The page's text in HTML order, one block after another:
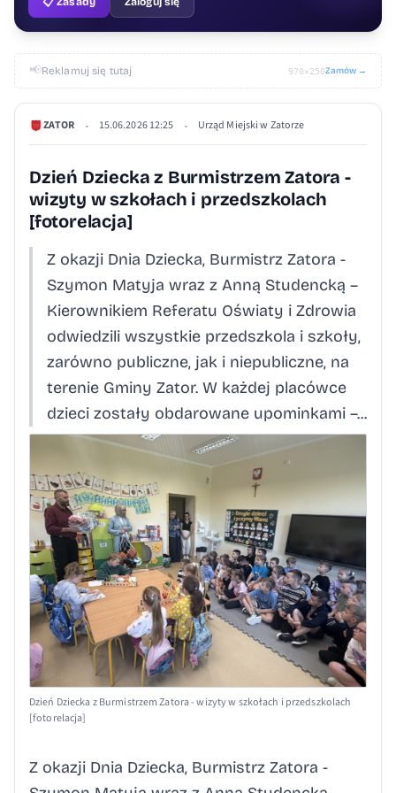
📢Reklamuj się tutaj 970×250Zamów →
ZATOR • 15.06.2026 12:25 • Urząd Miejski w Zatorze
Dzień Dziecka z Burmistrzem Zatora -
wizyty w szkołach i przedszkolach
[fotorelacja]
Z okazji Dnia Dziecka, Burmistrz Zatora -
Szymon Matyja wraz z Anną Studencką –
Kierownikiem Referatu Oświaty i Zdrowia
odwiedzili wszystkie przedszkola i szkoły,
zarówno publiczne, jak i niepubliczne, na
terenie Gminy Zator. W każdej placówce
dzieci zostały obdarowane upominkami –...
Dzień Dziecka z Burmistrzem Zatora - wizyty w szkołach i przedszkolach
[fotorelacja]
Z okazji Dnia Dziecka, Burmistrz Zatora -